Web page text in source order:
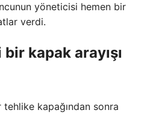
yöneticisi hemen bir
verdi.
kapak arayışı
kapağından sonra